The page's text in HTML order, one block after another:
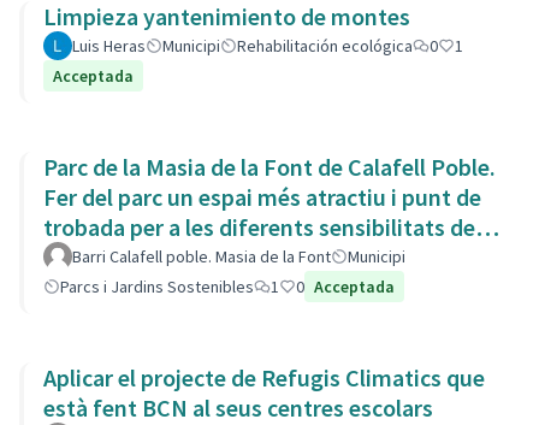
Limpieza yantenimiento de montes
Luis Heras Municipi Rehabilitación ecológica 0
1
Acceptada
Parc de la Masia de la Font de Calafell Poble.
Fer del parc un espai més atractiu i punt de
trobada per a les diferents sensibilitats del
barri.Barri Calafell poble. Masia de la Font
Municipi
Parcs i Jardins Sostenibles
1 0 Acceptada
Aplicar el projecte de Refugis Climatics que
està fent BCN al seus centres escolars